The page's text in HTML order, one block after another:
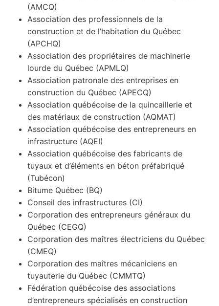
(AMCQ)
Association des professionnels de la
construction et de l’habitation du Québec
(APCHQ)
Association des propriétaires de machinerie
lourde du Québec (APMLQ)
Association patronale des entreprises en
construction du Québec (APECQ)
Association québécoise de la quincaillerie et
des matériaux de construction (AQMAT)
Association québécoise des entrepreneurs en
infrastructure (AQEI)
Association québécoise des fabricants de
tuyaux et d’éléments en béton préfabriqué
(Tubécon)
Bitume Québec (BQ)
Conseil des infrastructures (CI)
Corporation des entrepreneurs généraux du
Québec (CEGQ)
Corporation des maîtres électriciens du Québec
(CMEQ)
Corporation des maîtres mécaniciens en
tuyauterie du Québec (CMMTQ)
Fédération québécoise des associations
d’entrepreneurs spécialisés en construction